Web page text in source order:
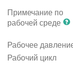
Примечание по
рабочей среде
Рабочее
Рабочий цикл